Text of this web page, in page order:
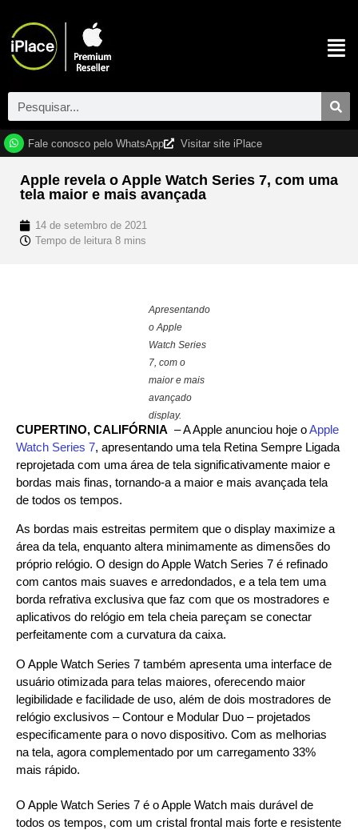
Fale conosco pelo WhatsApp Visitar site iPlace
Apple revela o Apple Watch Series 7, com uma
tela maior e mais avançada
14 de setembro de 2021
Apresentando
o Apple
Watch Series
7, com o
maior e mais
avançado
display.
CUPERTINO, CALIFÓRNIA – A Apple anunciou hoje oApple
Watch Series 7, apresentando uma tela Retina Sempre Ligada
reprojetada com uma área de tela significativamente maior e
bordas mais finas, tornando-a a maior e mais avançada tela
de todos os tempos.
As bordas mais estreitas permitem que o display maximize a
área da tela, enquanto altera minimamente as dimensões do
próprio relógio. O design do Apple Watch Series 7 é refinado
com cantos mais suaves e arredondados, e a tela tem uma
borda refrativa exclusiva que faz com que os mostradores e
aplicativos do relógio em tela cheia pareçam se conectar
perfeitamente com a curvatura da caixa.
O Apple Watch Series 7 também apresenta uma interface de
usuário otimizada para telas maiores, oferecendo maior
legibilidade e facilidade de uso, além de dois mostradores de
relógio exclusivos – Contour e Modular Duo – projetados
especificamente para o novo dispositivo. Com as melhorias
na tela, agora complementado por um carregamento 33%
mais rápido.
O Apple Watch Series 7 é o Apple Watch mais durável de
todos os tempos, com um cristal frontal mais forte e resistente